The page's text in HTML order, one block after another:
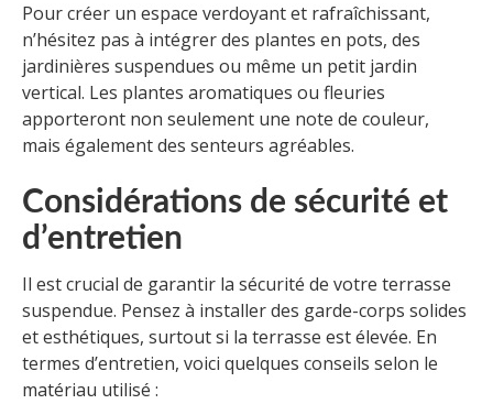
Pour créer un espace verdoyant et rafraîchissant,
n’hésitez pas à intégrer des plantes en pots, des
jardinières suspendues ou même un petit jardin
vertical. Les plantes aromatiques ou fleuries
apporteront non seulement une note de couleur,
mais également des senteurs agréables.
Considérations de sécurité et
d’entretien
Il est crucial de garantir la sécurité de votre terrasse
suspendue. Pensez à installer des garde-corps solides
et esthétiques, surtout si la terrasse est élevée. En
termes d’entretien, voici quelques conseils selon le
matériau utilisé :